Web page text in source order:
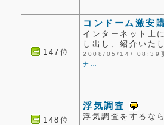
147位
コンドーム激安
インターネット上
し出し、紹介いた
2008/05/14/
ナ…
148位
浮気調査
浮気調査をするな